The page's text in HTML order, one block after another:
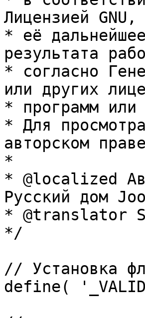
Лицензией
* её
результата
* согласно
или других
* программ или
* Для
авторском
*
* @localized
Русский дом
* @translator
*/
// Установка
define(